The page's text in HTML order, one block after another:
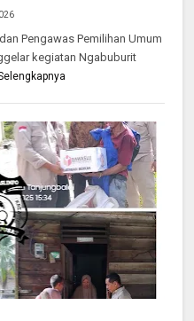
Pengawas Pemilihan Umum
kegiatan Ngabuburit